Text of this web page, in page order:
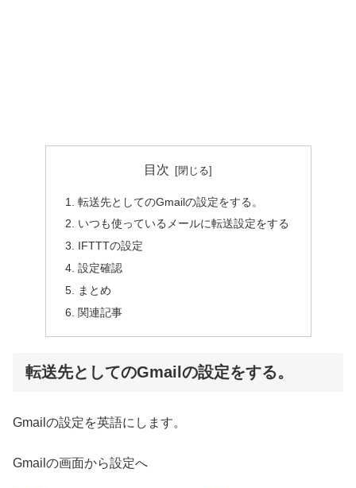
目次
転送先としてのGmailの設定をする。
いつも使っているメールに転送設定をする
IFTTTの設定
設定確認
まとめ
関連記事
転送先としてのGmailの設定をする。
Gmailの設定を英語にします。
Gmailの画面から設定へ